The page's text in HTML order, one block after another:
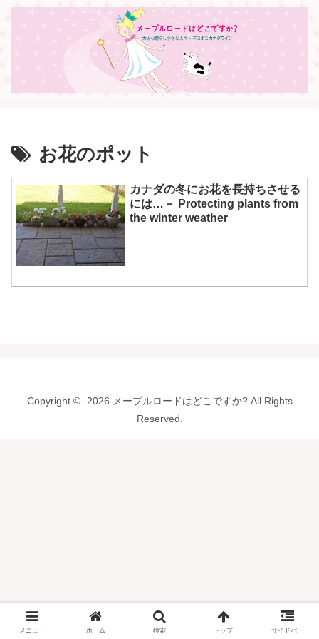
お花のポット
カナダの冬にお花を長持ちさせる
には…－ Protecting plants from
the winter weather
Copyright © -2026 メープルロードはどこですか? All Rights
Reserved.
メニュー ホーム 検索 トップ サイドバー